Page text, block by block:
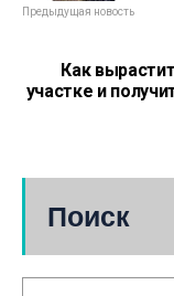
Предыдущая новость
Как
участке и
Поиск